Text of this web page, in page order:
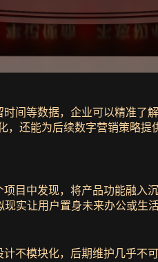
间等数据，企业可以精准了
还能为后续数字营销策略
目中发现，将产品功能融入
实让用户置身未来办公或生
不模块化，后期维护几乎不